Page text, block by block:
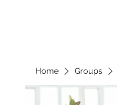
Home Groups